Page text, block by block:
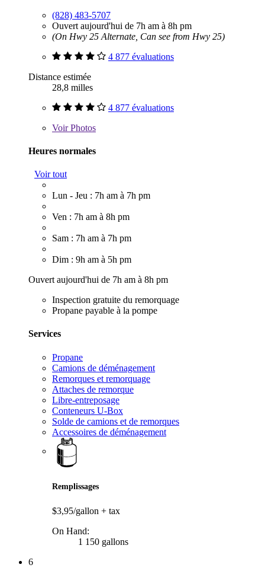
(828) 483-5707
Ouvert aujourd'hui de 7h am à 8h pm
(On Hwy 25 Alternate, Can see from Hwy 25)
4 877 évaluations
Distance estimée
28,8 milles
4 877 évaluations
VoirPhotos
Heures normales
Voir tout
Lun - Jeu : 7h am à 7h pm
Ven : 7h am à 8h pm
Sam : 7h am à 7h pm
Dim : 9h am à 5h pm
Ouvert aujourd'hui de 7h am à 8h pm
Inspection gratuite du remorquage
Propane payable à la pompe
Services
Propane
Camions de déménagement
Remorques et remorquage
Attaches de remorque
Libre-entreposage
Conteneurs U-Box
Solde de camions et de remorques
Accessoires de déménagement
Remplissages
$3,95/gallon + tax
On Hand:
1 150 gallons
6